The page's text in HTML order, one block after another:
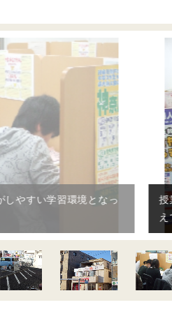
境となっ
授業は1対2まで